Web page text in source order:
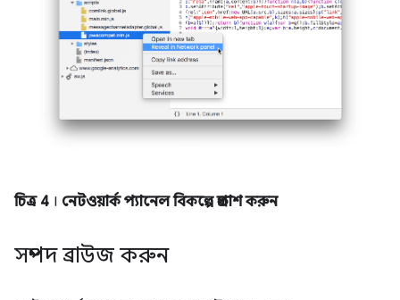
চিত্র 4 । নেটওয়ার্ক প্যানেল বিকল্পে প্রকাশ করুন
সম্পদ ব্রাউজ করুন